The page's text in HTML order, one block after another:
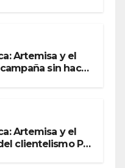
Artemisa y el
sin hacer
Artemisa y el
clientelismo Por